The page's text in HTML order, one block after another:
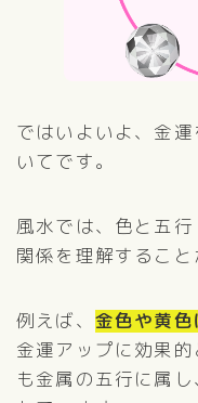
ではいよいよ、金
いてです。
風水では、色と五
関係を理解すること
例えば、 金色や黄
金運アップに効果
も金属の五行に属